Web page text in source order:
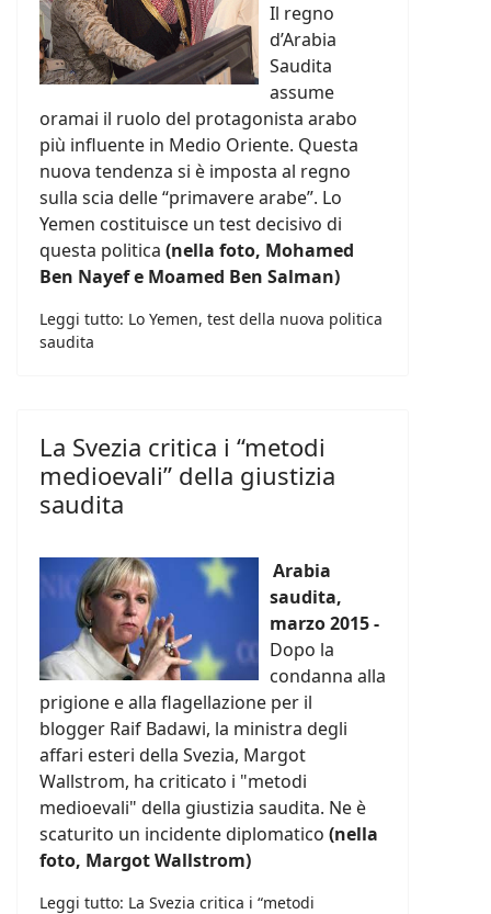
Il regno
d’Arabia
Saudita
assume
oramai il ruolo del protagonista arabo
più influente in Medio Oriente. Questa
nuova tendenza si è imposta al regno
sulla scia delle “primavere arabe”. Lo
Yemen costituisce un test decisivo di
questa politica (nella foto, Mohamed
Ben Nayef e Moamed Ben Salman)
Leggi tutto: Lo Yemen, test della nuova politica
saudita
La Svezia critica i “metodi
medioevali” della giustizia
saudita
Arabia
saudita,
marzo 2015 -
Dopo la
condanna alla
prigione e alla flagellazione per il
blogger Raif Badawi, la ministra degli
affari esteri della Svezia, Margot
Wallstrom, ha criticato i "metodi
medioevali" della giustizia saudita. Ne è
scaturito un incidente diplomatico (nella
foto, Margot Wallstrom)
Leggi tutto: La Svezia critica i “metodi